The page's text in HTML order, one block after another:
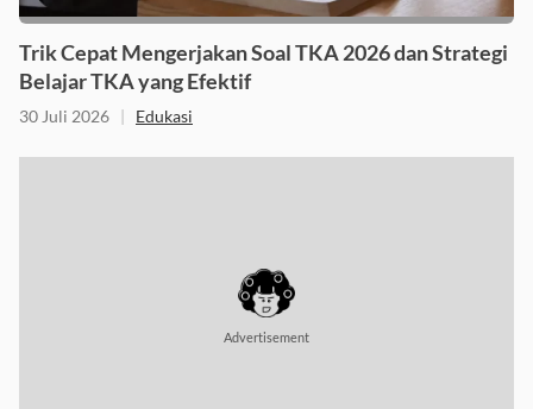
Trik Cepat Mengerjakan Soal TKA 2026 dan Strategi
Belajar TKA yang Efektif
30 Juli 2026 | Edukasi
Advertisement